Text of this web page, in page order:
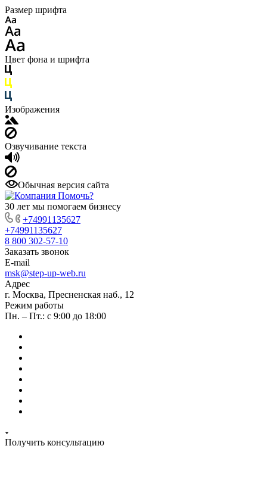
Размер шрифта
Цвет фона и шрифта
Изображения
Озвучивание текста
Обычная версия сайта
30 лет мы помогаем бизнесу
+74991135627
+74991135627
8 800 302-57-10
Заказать звонок
E-mail
msk@step-up-web.ru
Адрес
г. Москва, Пресненская наб., 12
Режим работы
Пн. – Пт.: с 9:00 до 18:00
Получить консультацию